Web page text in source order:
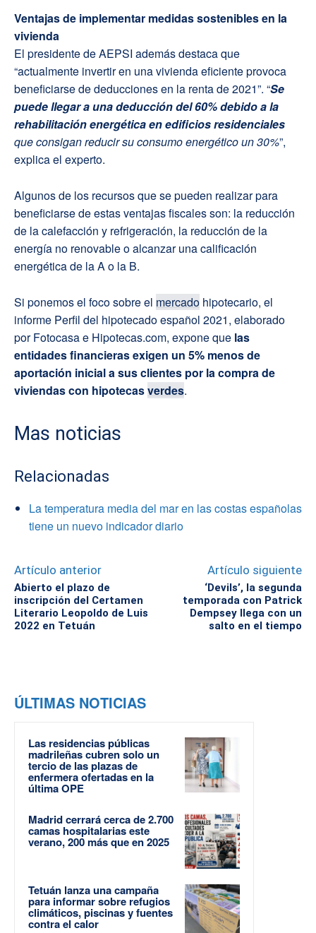
Ventajas de implementar medidas sostenibles en la
vivienda
El presidente de AEPSI además destaca que
“actualmente invertir en una vivienda eficiente provoca
beneficiarse de deducciones en la renta de 2021”. “Se
puede llegar a una deducción del 60% debido a la
rehabilitación energética en edificios residenciales
que consigan reducir su consumo energético un 30%”,
explica el experto.
Algunos de los recursos que se pueden realizar para
beneficiarse de estas ventajas fiscales son: la reducción
de la calefacción y refrigeración, la reducción de la
energía no renovable o alcanzar una calificación
energética de la A o la B.
Si ponemos el foco sobre el mercado hipotecario, el
informe Perfil del hipotecado español 2021, elaborado
por Fotocasa e Hipotecas.com, expone que las
entidades financieras exigen un 5% menos de
aportación inicial a sus clientes por la compra de
viviendas con hipotecasverdes.
Mas noticias
Relacionadas
La temperatura media del mar en las costas españolas
tiene un nuevo indicador diario
Artículo anterior
Abierto el plazo de
inscripción del Certamen
Literario Leopoldo de Luis
2022 en Tetuán
Artículo siguiente
‘Devils’, la segunda
temporada con Patrick
Dempsey llega con un
salto en el tiempo
ÚLTIMAS NOTICIAS
Las residencias públicas
madrileñas cubren solo un
tercio de las plazas de
enfermera ofertadas en la
última OPE
Madrid cerrará cerca de 2.700
camas hospitalarias este
verano, 200 más que en 2025
Tetuán lanza una campaña
para informar sobre refugios
climáticos, piscinas y fuentes
contra el calor